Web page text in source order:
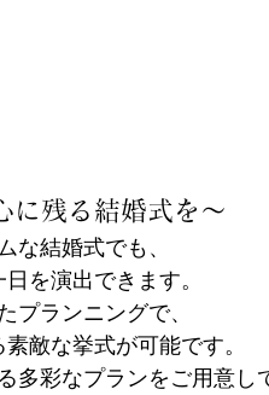
に残る結婚式を～
な結婚式でも、
を演出できます。
プランニングで、
敵な挙式が可能です。
彩なプランをご用意し